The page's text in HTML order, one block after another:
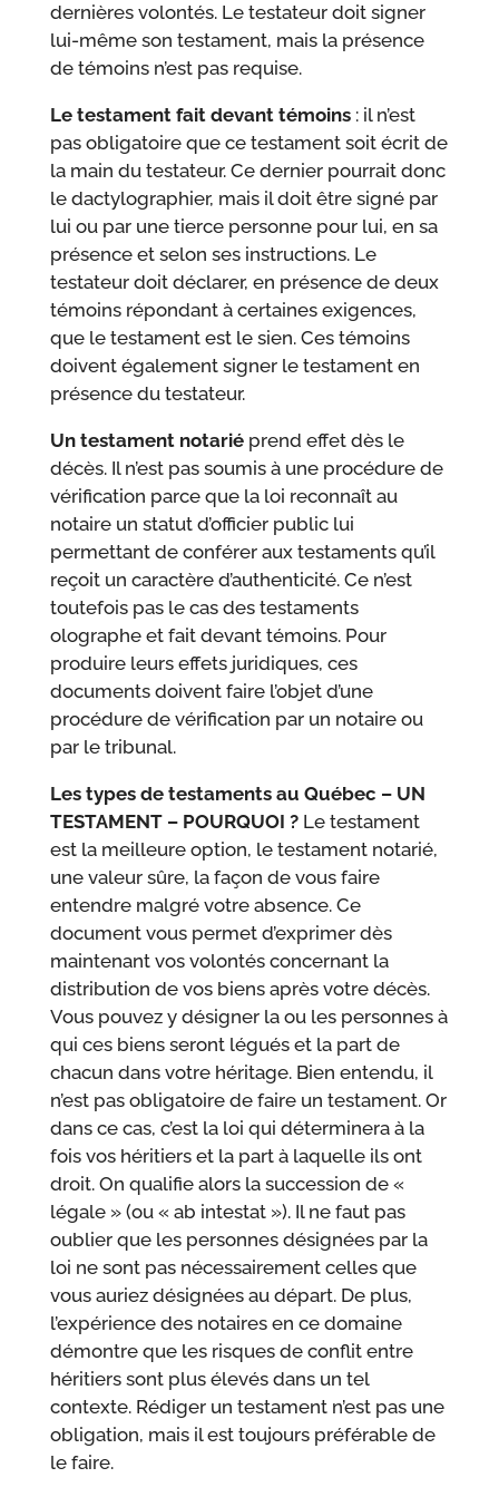
dernières volontés. Le testateur doit signer
lui-même son testament, mais la présence
de témoins n’est pas requise.
Le testament fait devant témoins: il n’est
pas obligatoire que ce testament soit écrit de
la main du testateur. Ce dernier pourrait donc
le dactylographier, mais il doit être signé par
lui ou par une tierce personne pour lui, en sa
présence et selon ses instructions. Le
testateur doit déclarer, en présence de deux
témoins répondant à certaines exigences,
que le testament est le sien. Ces témoins
doivent également signer le testament en
présence du testateur.
Un testament notariéprend effet dès le
décès. Il n’est pas soumis à une procédure de
vérification parce que la loi reconnaît au
notaire un statut d’officier public lui
permettant de conférer aux testaments qu’il
reçoit un caractère d’authenticité. Ce n’est
toutefois pas le cas des testaments
olographe et fait devant témoins. Pour
produire leurs effets juridiques, ces
documents doivent faire l’objet d’une
procédure de vérification par un notaire ou
par le tribunal.
Les types de testaments au Québec – UN
TESTAMENT – POURQUOI ? Le testament
est la meilleure option, le testament notarié,
une valeur sûre, la façon de vous faire
entendre malgré votre absence. Ce
document vous permet d’exprimer dès
maintenant vos volontés concernant la
distribution de vos biens après votre décès.
Vous pouvez y désigner la ou les personnes à
qui ces biens seront légués et la part de
chacun dans votre héritage. Bien entendu, il
n’est pas obligatoire de faire un testament. Or
dans ce cas, c’est la loi qui déterminera à la
fois vos héritiers et la part à laquelle ils ont
droit. On qualifie alors la succession de «
légale » (ou « ab intestat »). Il ne faut pas
oublier que les personnes désignées par la
loi ne sont pas nécessairement celles que
vous auriez désignées au départ. De plus,
l’expérience des notaires en ce domaine
démontre que les risques de conflit entre
héritiers sont plus élevés dans un tel
contexte. Rédiger un testament n’est pas une
obligation, mais il est toujours préférable de
le faire.